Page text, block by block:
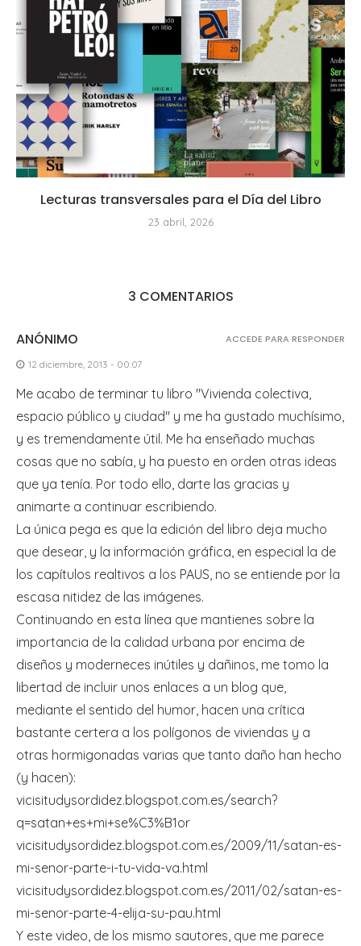
Lecturas transversales para el Día del Libro
23 abril, 2026
3 COMENTARIOS
ANÓNIMO
12 diciembre, 2013 - 00:07
Me acabo de terminar tu libro "Vivienda colectiva,
espacio público y ciudad" y me ha gustado muchísimo,
y es tremendamente útil. Me ha enseñado muchas
cosas que no sabía, y ha puesto en orden otras ideas
que ya tenía. Por todo ello, darte las gracias y
animarte a continuar escribiendo.
La única pega es que la edición del libro deja mucho
que desear, y la información gráfica, en especial la de
los capítulos realtivos a los PAUS, no se entiende por la
escasa nitidez de las imágenes.
Continuando en esta línea que mantienes sobre la
importancia de la calidad urbana por encima de
diseños y moderneces inútiles y dañinos, me tomo la
libertad de incluir unos enlaces a un blog que,
mediante el sentido del humor, hacen una crítica
bastante certera a los polígonos de viviendas y a
otras hormigonadas varias que tanto daño han hecho
(y hacen):
vicisitudysordidez.blogspot.com.es/search?
q=satan+es+mi+se%C3%B1or
vicisitudysordidez.blogspot.com.es/2009/11/satan-es-
mi-senor-parte-i-tu-vida-va.html
vicisitudysordidez.blogspot.com.es/2011/02/satan-es-
mi-senor-parte-4-elija-su-pau.html
Y este video, de los mismo sautores, que me parece
ACCEDE PARA RESPONDER